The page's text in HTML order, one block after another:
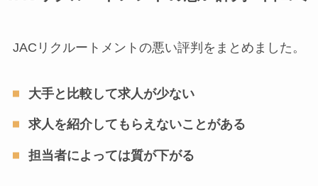
JACリクルートメントの悪い評判をまとめました。
大手と比較して求人が少ない
求人を紹介してもらえないことがある
担当者によっては質が下がる